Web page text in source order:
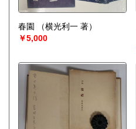
春園
（横光利一 著）
￥5,000